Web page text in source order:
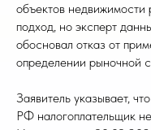
объектов недвижимости
подход, но эксперт
обосновал отказ от
определении рыночной
Заявитель указывает,
РФ налогоплательщик